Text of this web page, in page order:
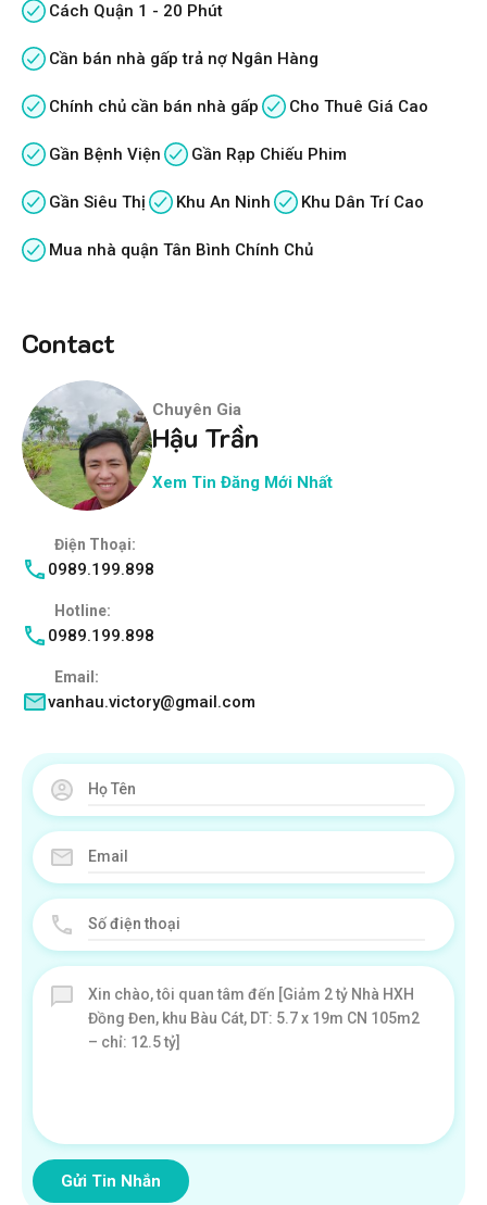
Cách Quận 1 - 20 Phút
Cần bán nhà gấp trả nợ Ngân Hàng
Chính chủ cần bán nhà gấp Cho Thuê Giá Cao
Gần Bệnh Viện Gần Rạp Chiếu Phim
Gần Siêu Thị Khu An Ninh Khu Dân Trí Cao
Mua nhà quận Tân Bình Chính Chủ
Contact
Chuyên Gia
Hậu Trần
Xem Tin Đăng Mới Nhất
Điện Thoại:
0989.199.898
Hotline:
0989.199.898
Email:
vanhau.victory@gmail.com
Gửi Tin Nhắn